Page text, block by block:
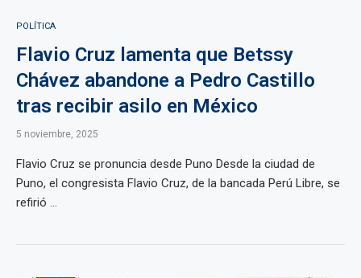
POLÍTICA
Flavio Cruz lamenta que Betssy
Chávez abandone a Pedro Castillo
tras recibir asilo en México
5 noviembre, 2025
Flavio Cruz se pronuncia desde Puno Desde la ciudad de
Puno, el congresista Flavio Cruz, de la bancada Perú Libre, se
refirió ...